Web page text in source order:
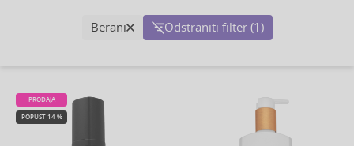
Berani Odstraniti filter (1)
PRODAJA
POPUST 14 %